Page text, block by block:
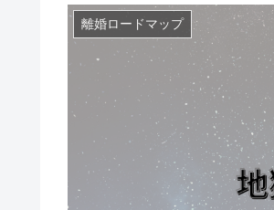
離婚ロードマップ